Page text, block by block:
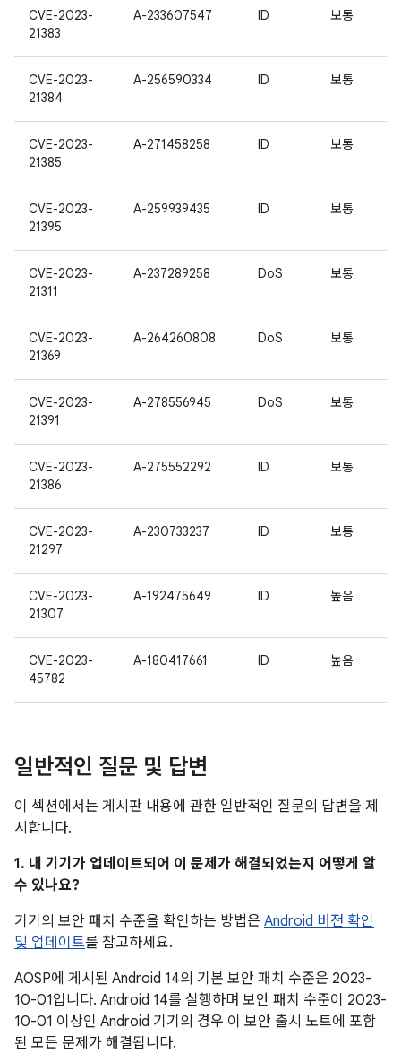
CVE-2023-
21383
A-233607547 ID 보통
CVE-2023-
21384
A-256590334 ID 보통
CVE-2023-
21385
A-271458258 ID 보통
CVE-2023-
21395
A-259939435 ID 보통
CVE-2023-
21311
A-237289258 DoS 보통
CVE-2023-
21369
A-264260808 DoS 보통
CVE-2023-
21391
A-278556945 DoS 보통
CVE-2023-
21386
A-275552292 ID 보통
CVE-2023-
21297
A-230733237 ID 보통
CVE-2023-
21307
A-192475649 ID 높음
CVE-2023-
45782
A-180417661 ID 높음
일반적인 질문 및 답변
이 섹션에서는 게시판 내용에 관한 일반적인 질문의 답변을 제
시합니다.
1. 내 기기가 업데이트되어 이 문제가 해결되었는지 어떻게 알
수 있나요?
기기의 보안 패치 수준을 확인하는 방법은 Android 버전 확인
및 업데이트를 참고하세요.
AOSP에 게시된 Android 14의 기본 보안 패치 수준은 2023-
10-01입니다. Android 14를 실행하며 보안 패치 수준이 2023-
10-01 이상인 Android 기기의 경우 이 보안 출시 노트에 포함
된 모든 문제가 해결됩니다.